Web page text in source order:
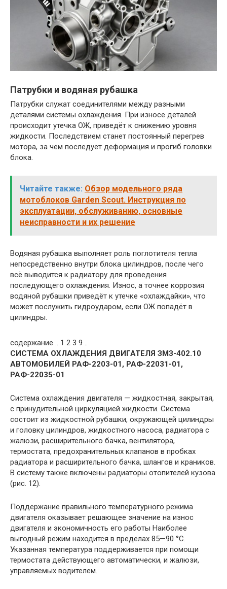
Патрубки и водяная рубашка
Патрубки служат соединителями между разными
деталями системы охлаждения. При износе деталей
происходит утечка ОЖ, приведёт к снижению уровня
жидкости. Последствием станет постоянный перегрев
мотора, за чем последует деформация и прогиб головки
блока.
Читайте также: Обзор модельного ряда
мотоблоков Garden Scout. Инструкция по
эксплуатации, обслуживанию, основные
неисправности и их решение
Водяная рубашка выполняет роль поглотителя тепла
непосредственно внутри блока цилиндров, после чего
всё выводится к радиатору для проведения
последующего охлаждения. Износ, а точнее коррозия
водяной рубашки приведёт к утечке «охлаждайки», что
может послужить гидроударом, если ОЖ попадёт в
цилиндры.
содержание .. 1 2 3 9 ..
СИСТЕМА ОХЛАЖДЕНИЯ ДВИГАТЕЛЯ ЗМЗ-402.10
АВТОМОБИЛЕЙ РАФ-2203-01, РАФ-22031-01,
РАФ-22035-01
Система охлаждения двигателя — жидкостная, закрытая,
с принудительной циркуляцией жидкости. Система
состоит из жидкостной рубашки, окружающей цилиндры
и головку цилиндров, жидкостного насоса, радиатора с
жалюзи, расширительного бачка, вентилятора,
термостата, предохранительных клапанов в пробках
радиатора и расширительного бачка, шлангов и краников.
В систему также включены радиаторы отопителей кузова
(рис. 12).
Поддержание правильного температурного режима
двигателя оказывает решающее значение на износ
двигателя и экономичность его работы Наиболее
выгодный режим находится в пределах 85—90 °С.
Указанная температура поддерживается при помощи
термостата действующего автоматически, и жалюзи,
управляемых водителем.